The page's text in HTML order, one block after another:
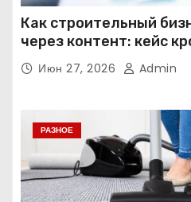
Как строительный
через контент: кейс
Июн 27, 2026 Admin
РАЗНОЕ